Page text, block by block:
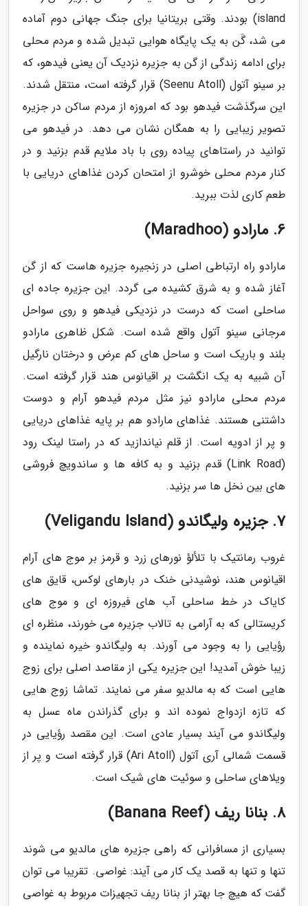
island) بودند. وقتی بریتانیا برای جنگ جهانی دوم آماده
می شد، گَن به یک پایگاه هوایی تبدیل شده و مردم محلی
برای ادامه زندگی از گن به جزیره نزدیک آن یعنی فیدهو، که
بر سینو آتول (Seenu Atoll) قرار گرفته است، منتقل شدند.
این سرگذشت فیدهو بود که امروزه از مردم ساکن در جزیره
تصویر زیبایی را به همگان نشان می دهد. در فیدهو می
توانید در راستاهای پیاده روی با باد ملایم قدم بزنید و در
کنار مردم محلی خوشرو از امتحان کردن غذاهای دریایی با
طعم کاری لذت ببرید.
6. مارادو (Maradhoo)
مارادو راه ارتباطی اصلی در زنجیره جزیره هاست که از گن
آغاز شده و به شرق کشیده می گردد. این جزیره جاده ای
ساحلی است که درست در نزدیکی فیدهو و روی سواحل
مرجانی سینو آتول واقع شده است. شکل ظاهری مارادو
بلند و باریک است و ساحل های کم عرض و درختان نارگیل
آن شبیه به یک انگشت بر اقیانوس هند قرار گرفته است.
مردم محلی مارادو نیز مثل مردم فیدهو آرام و دوست
داشتنی هستند. غذاهای مارادو هم بر پایه غذاهای دریایی
و پر از ادویه است. از قلم نیاندازید که در راستا لینک رود
(Link Road) قدم بزنید و به کافه ها و ساندویچ فروشی
های بین نخل ها سر بزنید.
7. جزیره ولیگاندو (Veligandu Island)
غروب رمانتیک با تلألؤ نورهای زرد و قرمز بر موج های آرام
اقیانوس هند، نوشیدنی خنک در بارهای لوکس، قایق های
کایاک در خط ساحلی آب های فیروزه ای و موج های
کریستالی که به آرامی به تالاب جزیره می خورند، منظره ای
رؤیایی را به وجود می آورند. به ولیگاندو خیره نماینده و
زیبا خوش آمدید! این جزیره یکی از مقاصد اصلی برای زوج
هایی است که به مالدیو سفر می نمایند. تماشا زوج هایی
که تازه ازدواج نموده اند و برای گذراندن ماه عسل به
ولیگاندو می آیند بسیار عادی است. این مقصد رؤیایی در
قسمت شمالی آری آتول (Ari Atoll) قرار گرفته است و پر از
ویلاهای ساحلی و سوئیت های شیک است.
8. بنانا ریف (Banana Reef)
بسیاری از مسافرانی که راهی جزیره های مالدیو می شوند
تنها و تنها به قصد یک کار می آیند: غواصی. تقریبا می توان
گفت که هیچ جا بهتر از بنانا ریف تجهیزات مربوط به غواصی